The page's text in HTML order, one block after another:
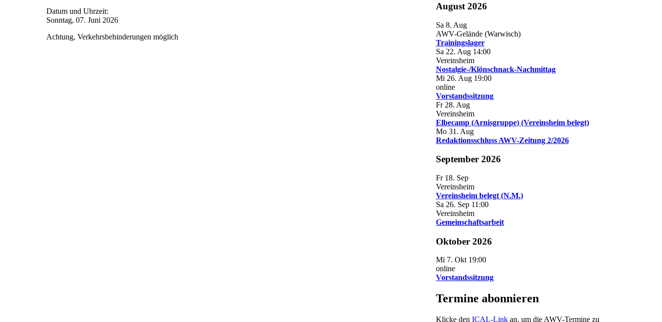
Datum und Uhrzeit:
Sonntag, 07. Juni 2026
Achtung, Verkehrsbehinderungen möglich
August 2026
Sa 8. Aug
AWV-Gelände (Warwisch)
Trainingslager
Sa 22. Aug 14:00
Vereinsheim
Nostalgie-/Klönschnack-Nachmittag
Mi 26. Aug 19:00
online
Vorstandssitzung
Fr 28. Aug
Vereinsheim
Elbecamp (Arnisgruppe) (Vereinsheim belegt)
Mo 31. Aug
Redaktionsschluss AWV-Zeitung 2/2026
September 2026
Fr 18. Sep
Vereinsheim
Vereinsheim belegt (N.M.)
Sa 26. Sep 11:00
Vereinsheim
Gemeinschaftsarbeit
Oktober 2026
Mi 7. Okt 19:00
online
Vorstandssitzung
Termine abonnieren
Klicke den ICAL-Linkan, um die AWV-Termine zu